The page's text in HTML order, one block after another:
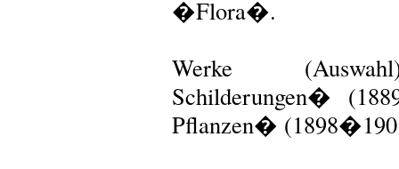
�Flora�.
Werke
Schilderungen�
Pflanzen�